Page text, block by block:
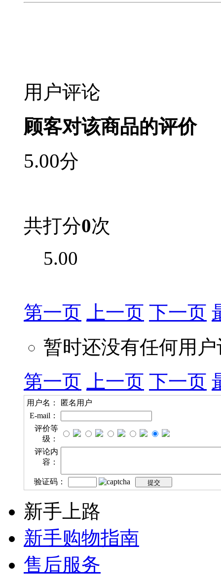
用户评论
顾客对该商品的评价
5.00分
共打分0次
5.00
第一页 上一页 下一页
暂时还没有任何用
第一页
上一页 下一页
用户名：
匿名用户
E-mail：
评价等
级：
评论内
容：
验证码：
新手上路
新手购物指南
售后服务